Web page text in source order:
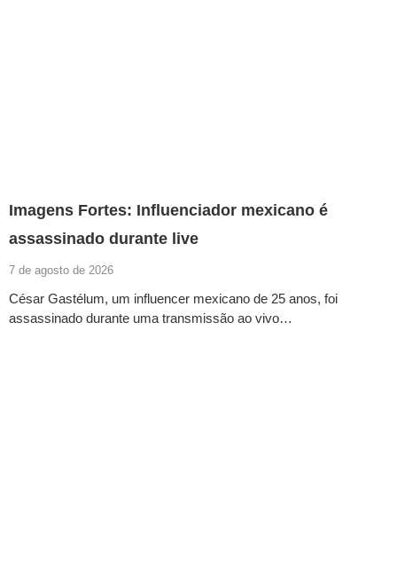
Imagens Fortes: Influenciador mexicano é
assassinado durante live
7 de agosto de 2026
César Gastélum, um influencer mexicano de 25 anos, foi
assassinado durante uma transmissão ao vivo…